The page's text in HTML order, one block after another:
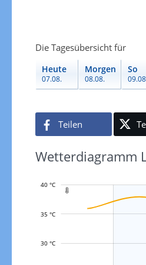
Die Tagesübersicht für
Heute
07.08.
Morgen
08.08.
So
Teilen
Wetterdiagramm

30 °C
35 °C
40 °C